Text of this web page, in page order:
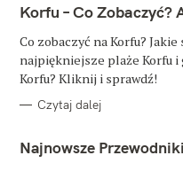
T
E
O
R
I
Korfu – Co Zobaczyć?
Co zobaczyć na Korfu?
najpiękniejsze plaże Korfu i
Korfu? Kliknij i sprawdź!
Czytaj dalej
Najnowsze Przewodniki